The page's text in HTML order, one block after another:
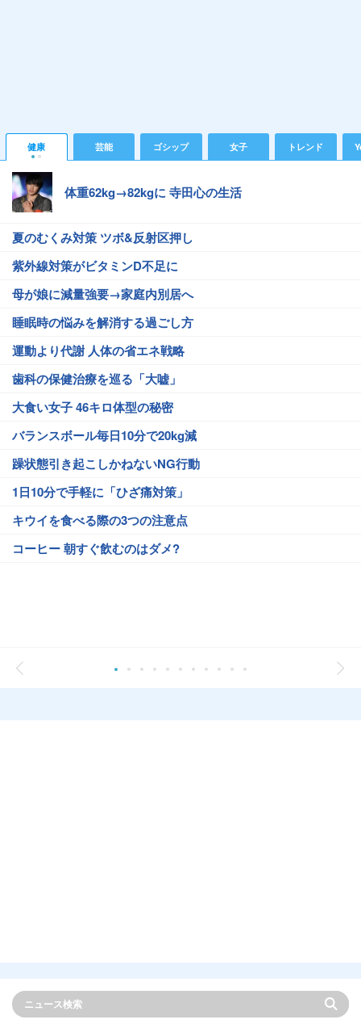
健康 芸能 ゴシップ 女子 トレンド
体重62kg→82kgに 寺田心の生活
夏のむくみ対策 ツボ&反射区押し
紫外線対策がビタミンD不足に
母が娘に減量強要→家庭内別居へ
睡眠時の悩みを解消する過ごし方
運動より代謝 人体の省エネ戦略
歯科の保健治療を巡る「大嘘」
大食い女子 46キロ体型の秘密
バランスボール毎日10分で20kg減
躁状態引き起こしかねないNG行動
1日10分で手軽に「ひざ痛対策」
キウイを食べる際の3つの注意点
コーヒー 朝すぐ飲むのはダメ?